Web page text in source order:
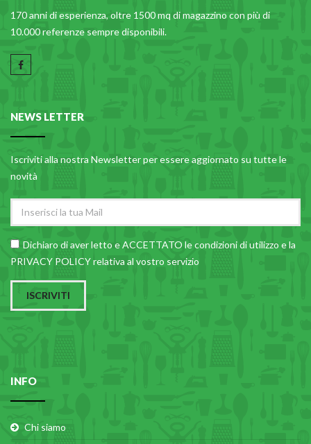
170 anni di esperienza, oltre 1500 mq di magazzino con più di
10.000 referenze sempre disponibili.
NEWS LETTER
Iscriviti alla nostra Newsletter per essere aggiornato su tutte le
novità
Dichiaro di aver letto e ACCETTATO lecondizioni di utilizzo e la
PRIVACY POLICY relativa al vostro servizio
ISCRIVITI
INFO
Chi siamo